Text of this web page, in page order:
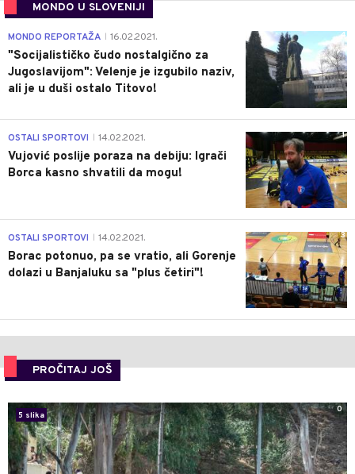
MONDO U SLOVENIJI
4
MONDO REPORTAŽA 16.02.2021.
"Socijalističko čudo nostalgično za
Jugoslavijom": Velenje je izgubilo naziv,
ali je u duši ostalo Titovo!
1
OSTALI SPORTOVI 14.02.2021.
Vujović poslije poraza na debiju: Igrači
Borca kasno shvatili da mogu!
3
OSTALI SPORTOVI 14.02.2021.
Borac potonuo, pa se vratio, ali Gorenje
dolazi u Banjaluku sa "plus četiri"!
PROČITAJ JOŠ
5 slika
0